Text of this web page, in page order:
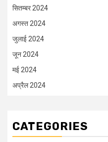
सितम्बर 2024
अगस्त 2024
जुलाई 2024
जून 2024
मई 2024
अप्रैल 2024
CATEGORIES